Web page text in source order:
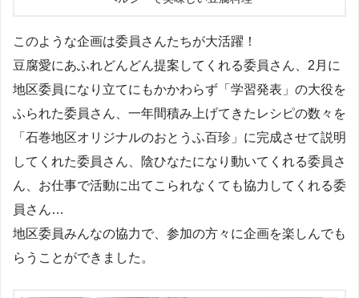
このような企画は委員さんたちが大活躍！
豆腐愛にあふれどんどん提案してくれる委員さん、2月に
地区委員になり立てにもかかわらず「学習発表」の大役を
ふられた委員さん、一年間積み上げてきたレシピの数々を
「石巻地区オリジナルのおとうふ百珍」に完成させて説明
してくれた委員さん、陰ひなたになり動いてくれる委員さ
ん、お仕事で活動に出てこられなくても協力してくれる委
員さん…
地区委員みんなの協力で、参加の方々に企画を楽しんでも
らうことができました。